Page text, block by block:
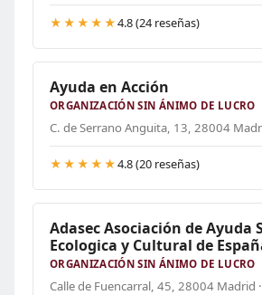
★★★★★4.8 (24 reseñas)
Ayuda en Acción
ORGANIZACIÓN SIN ÁNIMO DE LUCRO
C. de Serrano Anguita, 13, 28004
★★★★★4.8 (20 reseñas)
Adasec Asociación de Ayuda
Ecologica y Cultural de
ORGANIZACIÓN SIN ÁNIMO DE LUCRO
Calle de Fuencarral, 45, 28004 Madrid